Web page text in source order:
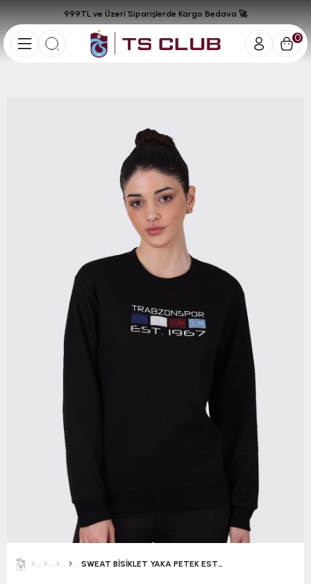
0
999TL ve Üzeri Siparişlerde Kargo Bedava 🚀
SWEAT BİSİKLET YAKA PETEK EST 1967